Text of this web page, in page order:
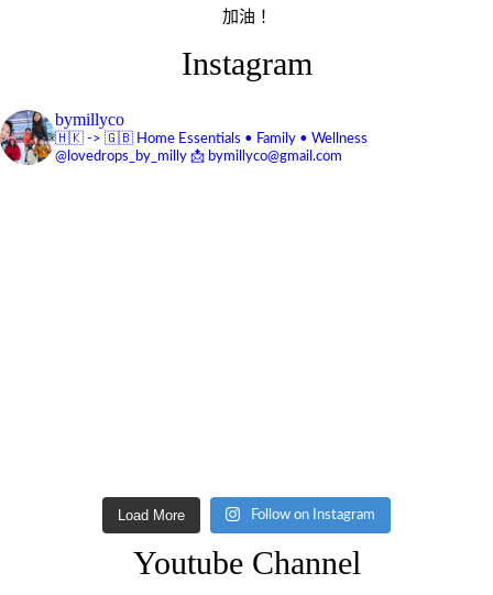
加油！
Instagram
bymillyco
🇭🇰 -> 🇬🇧 Home Essentials • Family • Wellness
@lovedrops_by_milly 📩 bymillyco@gmail.com
Load More Follow on Instagram
Youtube Channel